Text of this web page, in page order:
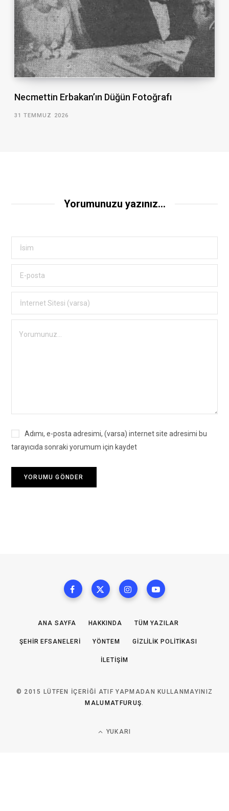
Necmettin Erbakan’ın Düğün Fotoğrafı
31 TEMMUZ 2026
Yorumunuzu yazınız...
Adımı, e-posta adresimi, (varsa) internet site adresimi bu
tarayıcıda sonraki yorumum için kaydet
ANA SAYFA HAKKINDA TÜM YAZILAR
ŞEHIR EFSANELERI YÖNTEM GIZLILIK POLITIKASI
İLETIŞIM
© 2015 LÜTFEN IÇERIĞI ATIF YAPMADAN KULLANMAYINIZ
MALUMATFURUŞ.
YUKARI